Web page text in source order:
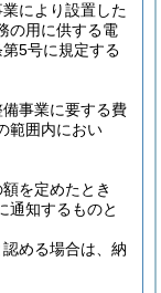
により設置した
の用に供する電
5号に規定する
事業に要する費
範囲内におい
を定めたとき
通知するものと
める場合は、納